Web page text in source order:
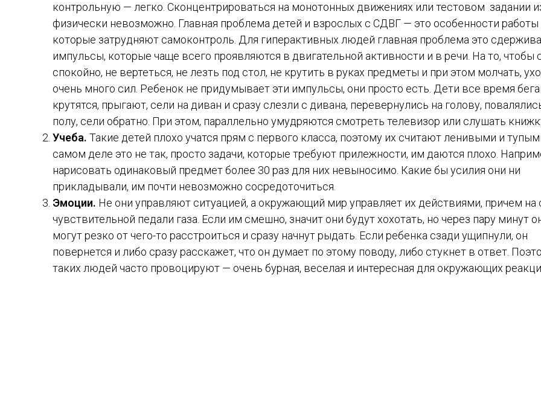
контрольную — легко. Сконцентрироваться на монотонных движениях или тестовом задании
физически невозможно. Главная проблема детей и взрослых с СДВГ — это особенности работы
которые затрудняют самоконтроль. Для гиперактивных людей главная проблема это
импульсы, которые чаще всего проявляются в двигательной активности и в речи. На то, чтобы
спокойно, не вертеться, не лезть под стол, не крутить в руках предметы и при этом молчать,
очень много сил. Ребенок не придумывает эти импульсы, они просто есть. Дети все время
крутятся, прыгают, сели на диван и сразу слезли с дивана, перевернулись на голову,
полу, сели обратно. При этом, параллельно умудряются смотреть телевизор или слушать
Учеба. Такие детей плохо учатся прям с первого класса, поэтому их считают ленивыми и
самом деле это не так, просто задачи, которые требуют прилежности, им даются плохо.
нарисовать одинаковый предмет более 30 раз для них невыносимо. Какие бы усилия они ни
прикладывали, им почти невозможно сосредоточиться.
Эмоции. Не они управляют ситуацией, а окружающий мир управляет их действиями, причем на
чувствительной педали газа. Если им смешно, значит они будут хохотать, но через пару минут
могут резко от чего-то расстроиться и сразу начнут рыдать. Если ребенка сзади ущипнули, он
повернется и либо сразу расскажет, что он думает по этому поводу, либо стукнет в ответ.
таких людей часто провоцируют — очень бурная, веселая и интересная для окружающих